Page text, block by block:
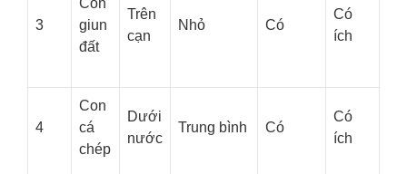
3
Con
giun
đất
Trên
cạn
Nhỏ Có
Có
ích
4
Con
cá
chép
Dưới
nước
Trung bình Có
Có
ích